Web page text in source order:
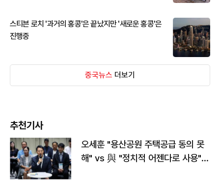
스티븐 로치 '과거의 홍콩'은 끝났지만 '새로운 홍콩'은
진행중
중국뉴스 더보기
추천기사
오세훈 "용산공원 주택공급 동의 못
해" vs 與 "정치적 어젠다로 사용"